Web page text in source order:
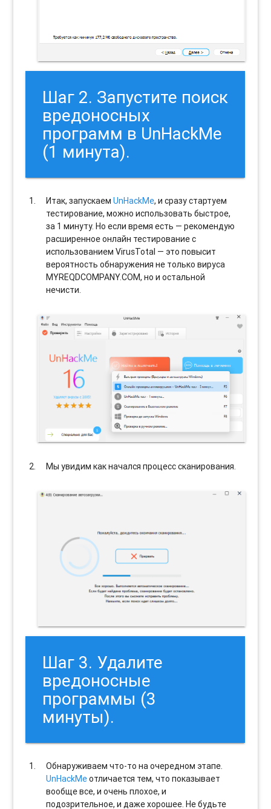
Шаг 2. Запустите поиск
вредоносных
программ в UnHackMe
(1 минута).
Итак, запускаемUnHackMe, и сразу стартуем
тестирование, можно использовать быстрое,
за 1 минуту. Но если время есть — рекомендую
расширенное онлайн тестирование с
использованием VirusTotal — это повысит
вероятность обнаружения не только вируса
MYREQDCOMPANY.COM, но и остальной
нечисти.
Мы увидим как начался процесс сканирования.
Шаг 3. Удалите
вредоносные
программы (3
минуты).
Обнаруживаем что-то на очередном этапе.
UnHackMeотличается тем, что показывает
вообще все, и очень плохое, и
подозрительное, и даже хорошее. Не будьте